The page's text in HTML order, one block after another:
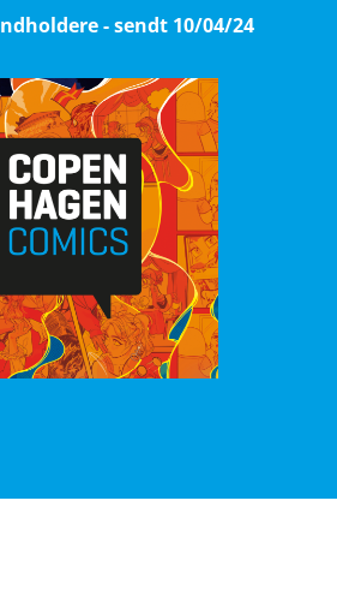
- sendt 10/04/24